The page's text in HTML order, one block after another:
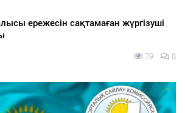
нысандары тұрақты бақылауда